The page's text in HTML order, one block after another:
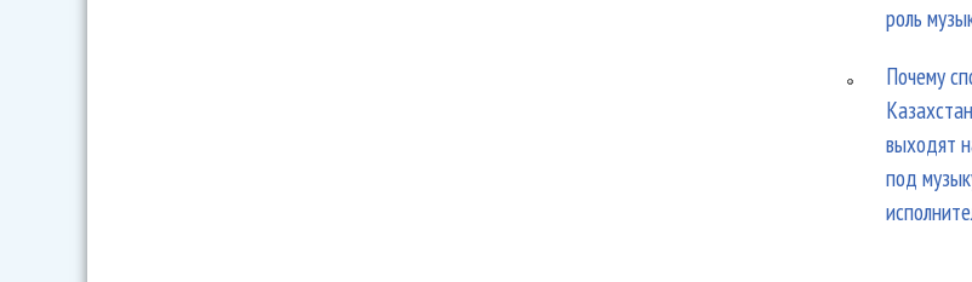
роль
Почему
выходят
под